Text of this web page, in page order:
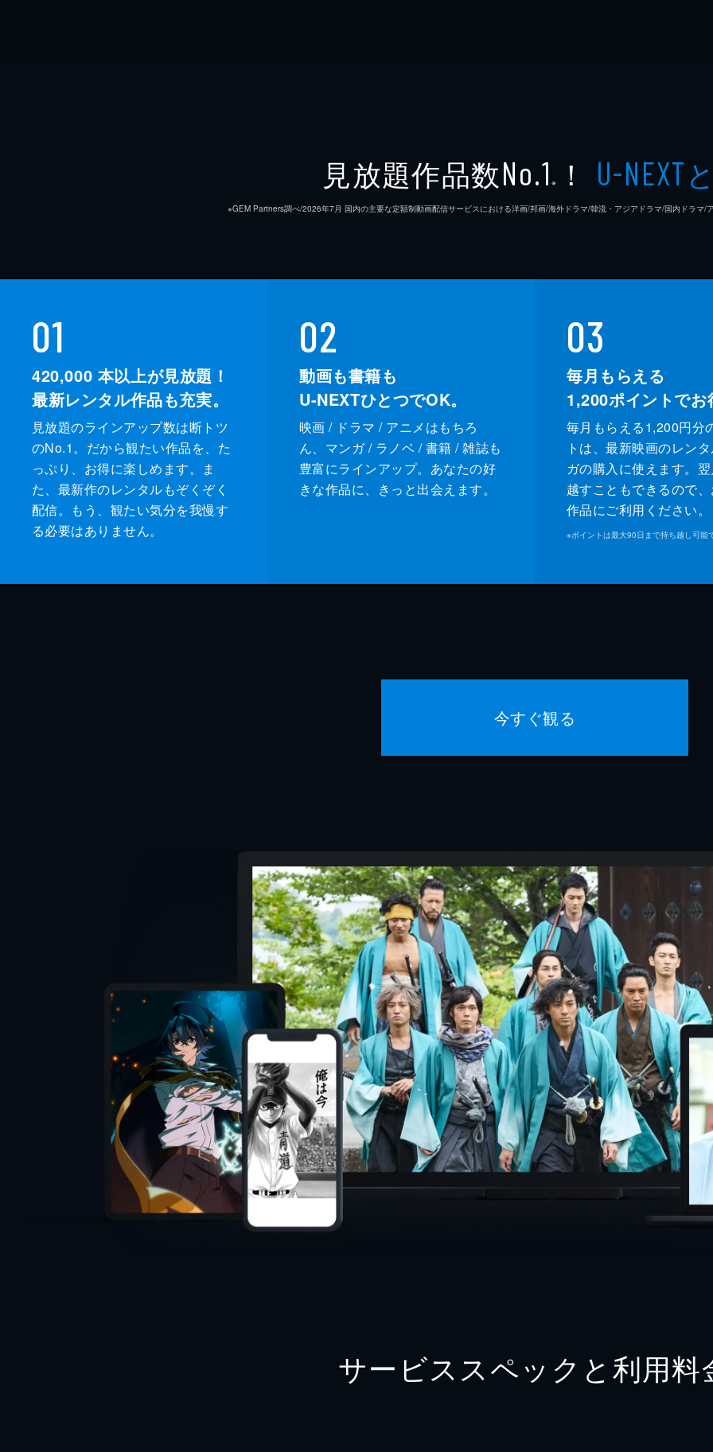
見放題作品数No.1 ※ ！ U-NEXT
※GEM Partners調べ/2026年7⽉ 国内の主要な定額制動画配信サービスにおける洋画/邦画/海外ドラマ/韓流・アジアドラマ/国内ドラマ/
01
420,000 本以上が見放題！
最新レンタル作品も充実。
見放題のラインアップ数は断トツ
のNo.1。だから観たい作品を、た
っぷり、お得に楽しめます。ま
た、最新作のレンタルもぞくぞく
配信。もう、観たい気分を我慢す
る必要はありません。
02
動画も書籍も
U-NEXTひとつでOK。
映画 / ドラマ / アニメはもちろ
ん、マンガ / ラノベ / 書籍 / 雑誌も
豊富にラインアップ。あなたの好
きな作品に、きっと出会えます。
03
毎月もらえる
1,200ポイントでお
毎月もらえる1,200円分
トは、最新映画のレン
ガの購入に使えます。
越すこともできるので
作品にご利用ください。
※ポイントは最大90日まで持ち越し可能
今すぐ観る
サービススペックと利用料